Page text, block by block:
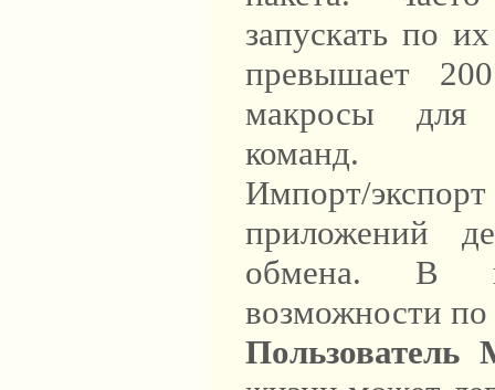
запускать по
превышает
макросы для
команд.
Импорт/
приложений
обмена. В
возможности
Пользователь